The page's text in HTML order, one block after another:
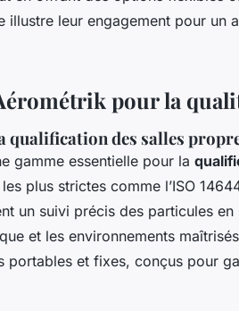
illustre leur engagement pour un
pour la
qualification des salles
gamme essentielle pour la
plus strictes comme l’ISO
un suivi précis des particules
et les environnements
portables et fixes, conçus pour